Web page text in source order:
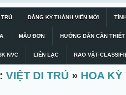
TRÚ ĐĂNG KÝ THÀNH VIÊN MỚI
MẪU ĐƠN HƯỚNG DẪN CẦN THIẾT
NVC LIÊN LẠC RAO VẶT-
VIỆT DI TRÚ » HOA KỲ